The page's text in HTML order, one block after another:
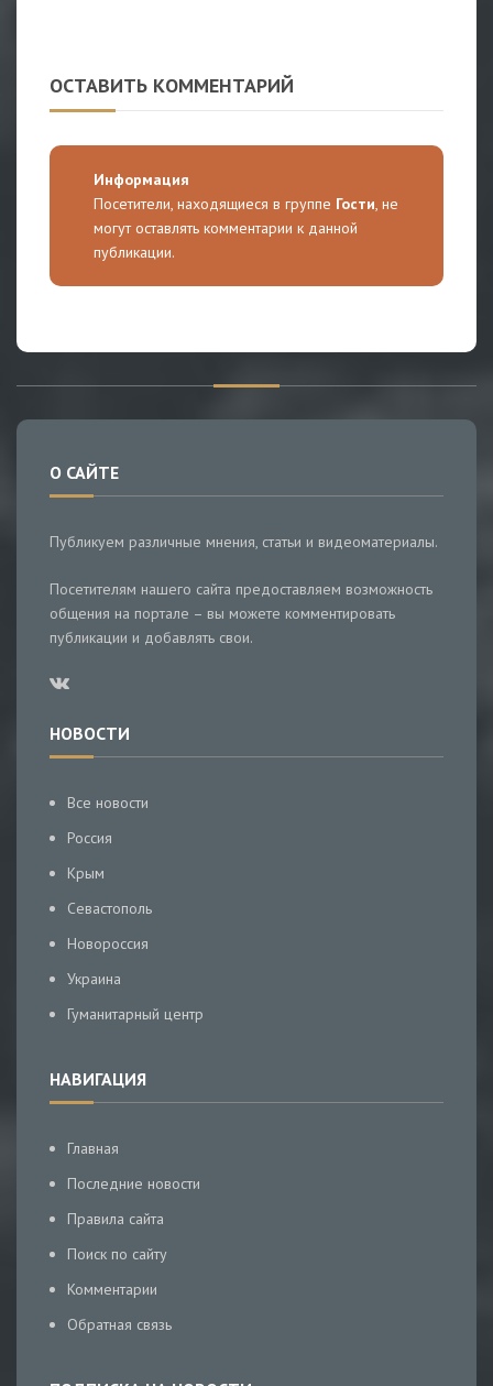
ОСТАВИТЬ КОММЕНТАРИЙ
Информация
Посетители, находящиеся в группе Гости, не
могут оставлять комментарии к данной
публикации.
О САЙТЕ
Публикуем различные мнения, статьи и видеоматериалы.
Посетителям нашего сайта предоставляем возможность
общения на портале – вы можете комментировать
публикации и добавлять свои.
НОВОСТИ
Все новости
Россия
Крым
Севастополь
Новороссия
Украина
Гуманитарный центр
НАВИГАЦИЯ
Главная
Последние новости
Правила сайта
Поиск по сайту
Комментарии
Обратная связь